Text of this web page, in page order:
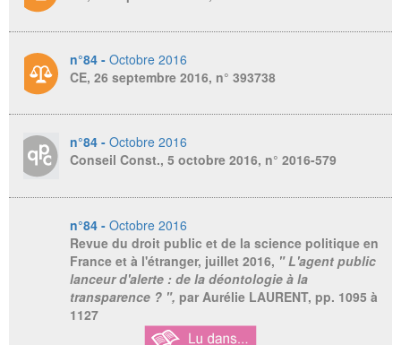
n°84 - Octobre 2016
CE, 26 septembre 2016, n° 393738
n°84 - Octobre 2016
Conseil Const., 5 octobre 2016, n° 2016-579
n°84 - Octobre 2016
Revue du droit public et de la science politique en
France et à l'étranger, juillet 2016, " L'agent public
lanceur d'alerte : de la déontologie à la
transparence ? ", par Aurélie LAURENT, pp. 1095 à
1127